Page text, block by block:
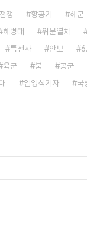
쟁 항공기 해군
해병대 위문열차
특전사 안보
육군 붐 공군
임영식기자 국